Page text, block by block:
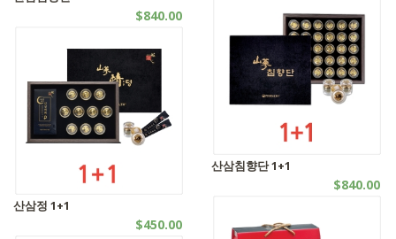
$840.00
산삼침향단 1+1
$840.00
산삼정 1+1
$450.00